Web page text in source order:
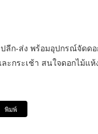
ก-ส่ง พร้อมอุปกรณ์จัดดอ
กระเช้า สนใจดอกไม้แห้
พิมพ์